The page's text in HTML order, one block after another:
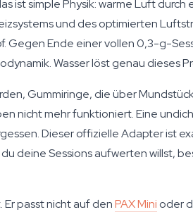
simple Physik: warme Luft durch
und des optimierten
Gegen Ende einer vollen 0,3-g-
Wasser löst genau dieses
Gummiringe, die über
nicht mehr funktioniert. Eine
Dieser offizielle Adapter ist
deine Sessions aufwerten willst,
Er passt nicht auf denPAX Mini oder